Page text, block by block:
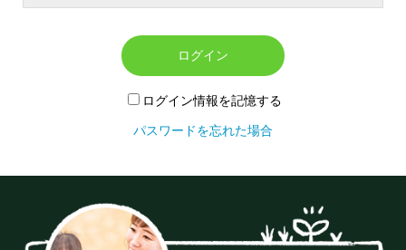
ログイン
ログイン情報を記憶する
パスワードを忘れた場合